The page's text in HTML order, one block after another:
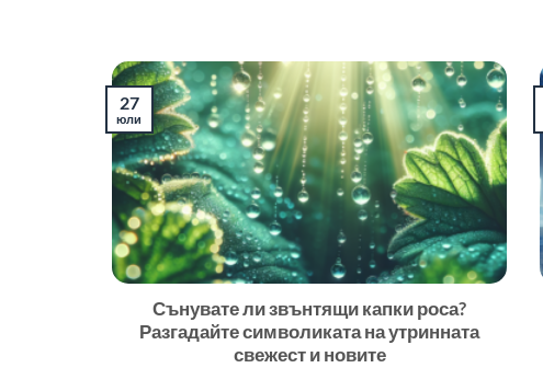
Сънувате ли звънтящи капки роса?
Разгадайте символиката на утринната
свежест и новите
27
юли